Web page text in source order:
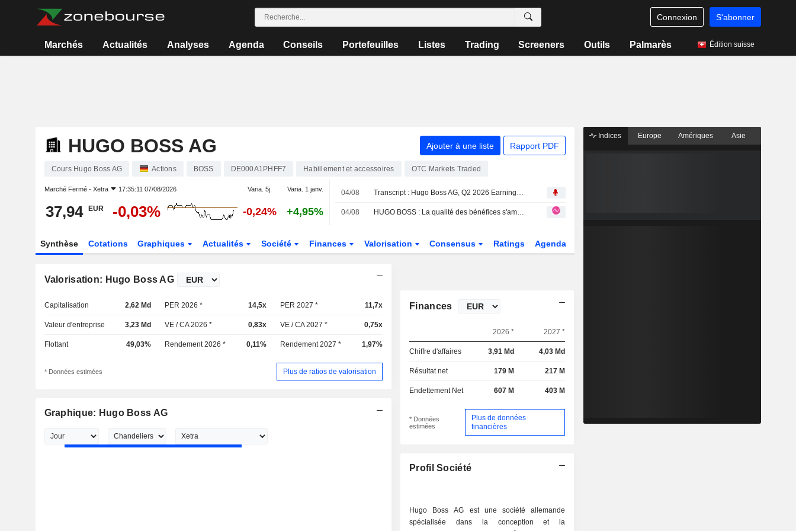
Connexion S'abonner
Marchés Actualités Analyses Agenda Conseils Portefeuilles Listes Trading Screeners Outils Palmarès Édition suisse
HUGO BOSS AG Ajouter à une liste Rapport PDF
Cours Hugo Boss AG Actions BOSS DE000A1PHFF7 Habillement et accessoires OTC Markets Traded
Marché Fermé - Xetra 17:35:11 07/08/2026 Varia. 5j. Varia. 1 janv.
37,94 EUR -0,03% -0,24% +4,95%
04/08 Transcript : Hugo Boss AG, Q2 2026 Earnings Call, Aug 04, 2026
04/08 HUGO BOSS : La qualité des bénéfices s'améliore malgré une pression accrue sur le chiffre d'affaires
Synthèse Cotations Graphiques Actualités Société Finances Valorisation Consensus Ratings Agenda
Valorisation: Hugo Boss AG
Capitalisation 2,62 Md PER 2026 * 14,5x PER 2027 * 11,7x
Valeur d'entreprise 3,23 Md VE / CA 2026 * 0,83x VE / CA 2027 * 0,75x
Flottant 49,03% Rendement 2026 * 0,11% Rendement 2027 * 1,97%
* Données estimées Plus de ratios de valorisation
Graphique: Hugo Boss AG
Finances
2026 * 2027 *
Chiffre d'affaires 3,91 Md 4,03 Md
Résultat net 179 M 217 M
Endettement Net 607 M 403 M
* Données
estimées
Plus de données
financières
Profil Société
Hugo Boss AG est une société allemande
spécialisée dans la conception et la
Indices Europe Amériques Asie